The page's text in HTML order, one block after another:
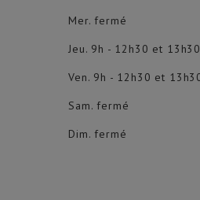
Mer. fermé
Jeu. 9h - 12h30 et
Ven. 9h - 12h30 et
Sam. fermé
Dim. fermé